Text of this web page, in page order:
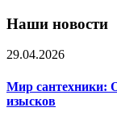
Наши новости
29.04.2026
Мир сантехники:
изысков